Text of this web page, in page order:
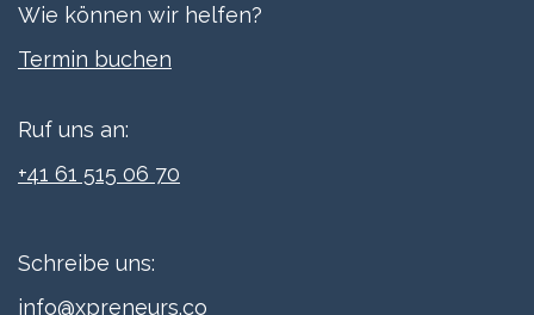
Wie können wir helfen?
Termi​n buchen
Ruf uns an:
+41 61 515 06 70
Schreibe uns:
info@xpreneurs.co